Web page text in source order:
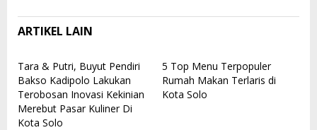
ARTIKEL LAIN
Tara & Putri, Buyut Pendiri
Bakso Kadipolo Lakukan
Terobosan Inovasi Kekinian
Merebut Pasar Kuliner Di
Kota Solo
5 Top Menu Terpopuler
Rumah Makan Terlaris di
Kota Solo